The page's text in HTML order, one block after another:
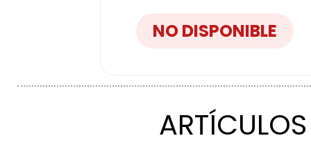
NO DISPONIBLE